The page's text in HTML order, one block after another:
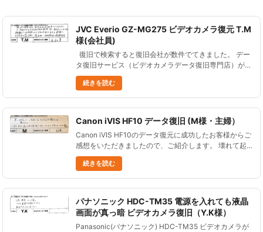
JVC Everio GZ-MG275 ビデオカメラ復元 T.M
様(会社員)
復旧で検索すると復旧会社が数件でてきました。 デー
タ復旧サービス（ビデオカメラデータ復旧専門店）が断
然安く、 電話してデータが消えた原因、データを削除
したビデオの型番を言ったら、 即答で大丈夫だと思い
ますと......
続きを読む
Canon iVIS HF10 データ復旧 (M様・主婦）
Canon iVIS HF10のデータ復元に成功したお客様からご
感想をいただきましたので、ご紹介します。 壊れて起
動しないCanon iVIS HF10 ビデオカメラのデータ復旧
早い対応で良かった。 支払いもクレジット......
続きを読む
パナソニック HDC-TM35 電源を入れても液晶
画面が真っ暗 ビデオカメラ復旧（Y.K様）
Panasonic(パナソニック) HDC-TM35 ビデオカメラが